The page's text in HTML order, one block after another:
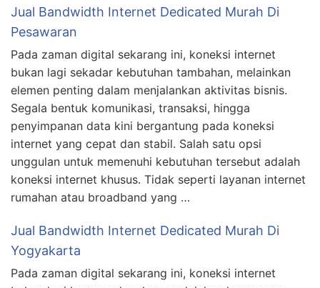
Jual Bandwidth Internet Dedicated Murah Di
Pesawaran
Pada zaman digital sekarang ini, koneksi internet
bukan lagi sekadar kebutuhan tambahan, melainkan
elemen penting dalam menjalankan aktivitas bisnis.
Segala bentuk komunikasi, transaksi, hingga
penyimpanan data kini bergantung pada koneksi
internet yang cepat dan stabil. Salah satu opsi
unggulan untuk memenuhi kebutuhan tersebut adalah
koneksi internet khusus. Tidak seperti layanan internet
rumahan atau broadband yang …
Jual Bandwidth Internet Dedicated Murah Di
Yogyakarta
Pada zaman digital sekarang ini, koneksi internet